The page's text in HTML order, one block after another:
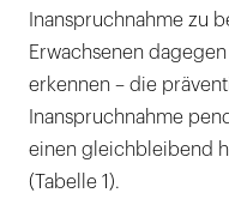
Inanspruchnahme zu
Erwachsenen
erkennen – die
Inanspruchnahme
einen gleichbleibend
(Tabelle 1).